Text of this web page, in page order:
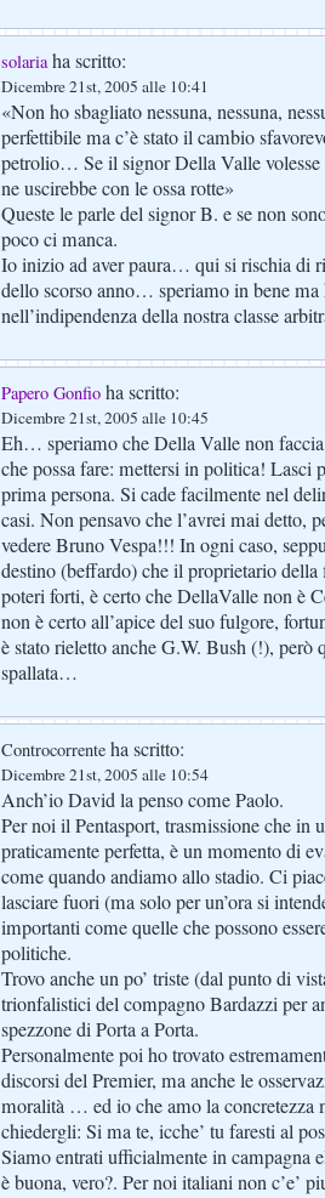
solariaha scritto:
Dicembre 21st, 2005 alle 10:41
«Non ho sbagliato nessuna, nessuna,
perfettibile ma c’è stato il cambio
petrolio… Se il signor Della Valle volesse
ne uscirebbe con le ossa rotte»
Queste le parle del signor B. e se non
poco ci manca.
Io inizio ad aver paura… qui si rischia di
dello scorso anno… speriamo in bene ma
nell’indipendenza della nostra classe
Papero Gonfio ha scritto:
Dicembre 21st, 2005 alle 10:45
Eh… speriamo che Della Valle non faccia
che possa fare: mettersi in politica! Lasci
prima persona. Si cade facilmente nel
casi. Non pensavo che l’avrei mai
vedere Bruno Vespa!!! In ogni caso,
destino (beffardo) che il proprietario
poteri forti, è certo che DellaValle non è
non è certo all’apice del suo fulgore,
è stato rieletto anche G.W. Bush (!), però
spallata…
Controcorrente ha scritto:
Dicembre 21st, 2005 alle 10:54
Anch’io David la penso come Paolo.
Per noi il Pentasport, trasmissione che in
praticamente perfetta, è un momento di
come quando andiamo allo stadio. Ci
lasciare fuori (ma solo per un’ora si
importanti come quelle che possono
politiche.
Trovo anche un po’ triste (dal punto di
trionfalistici del compagno Bardazzi per
spezzone di Porta a Porta.
Personalmente poi ho trovato
discorsi del Premier, ma anche le
moralità … ed io che amo la concretezza
chiedergli: Si ma te, icche’ tu faresti al
Siamo entrati ufficialmente in campagna
è buona, vero?. Per noi italiani non c’e’